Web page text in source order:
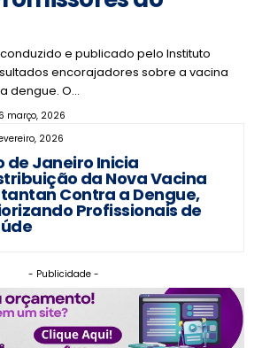
e publicado pelo Instituto
encorajadores sobre a vacina
dengue. O…
6 março, 2026
2026
de Janeiro Inicia
da Nova Vacina
Contra a Dengue,
Profissionais de
- Publicidade -